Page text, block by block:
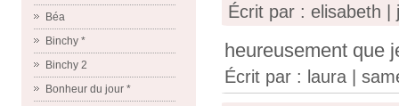
Béa
Binchy *
Binchy 2
Bonheur du jour *
Écrit par : elisabeth |
heureusement que
Écrit par : laura |